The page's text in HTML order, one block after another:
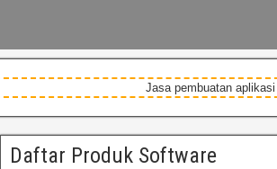
Jasa pembuatan
Daftar Produk Software